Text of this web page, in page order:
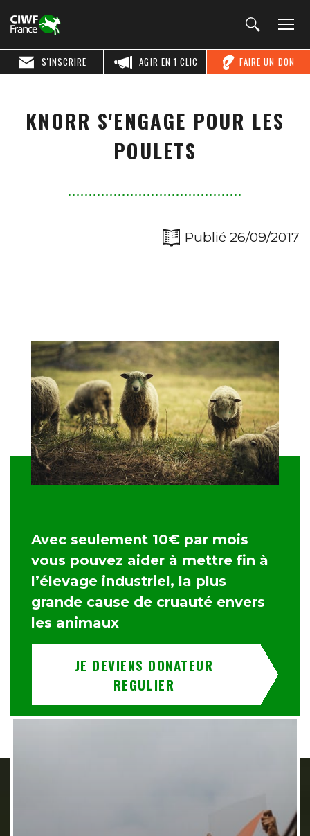
FAIRE UN DON
AGIR EN 1 CLIC
S'INSCRIRE
KNORR S'ENGAGE POUR LES
POULETS
Publié 26/09/2017
Avec seulement 10€ par mois
vous pouvez aider à mettre fin à
l’élevage industriel, la plus
grande cause de cruauté envers
les animaux
JE DEVIENS DONATEUR
REGULIER